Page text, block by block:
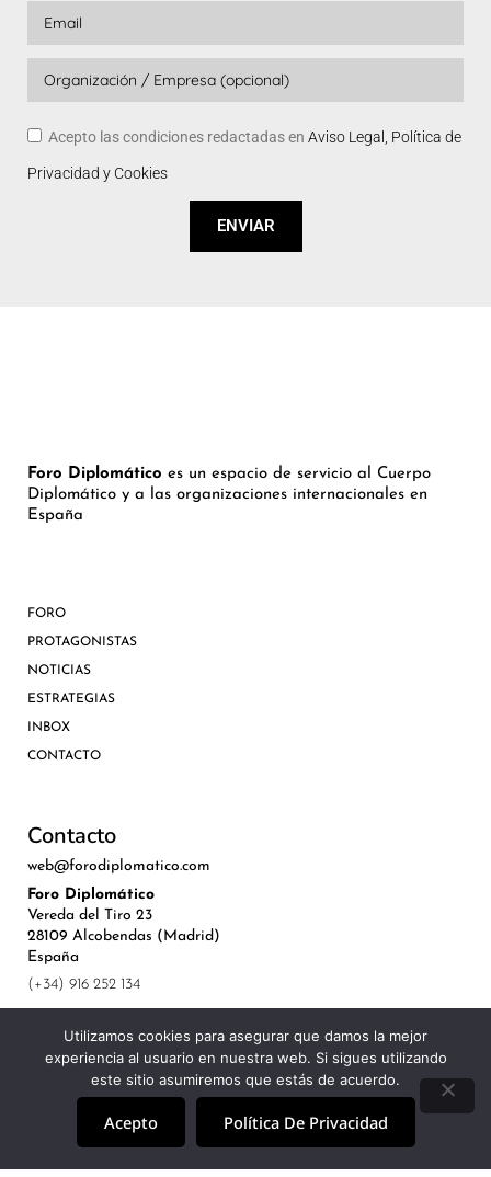
Acepto las condiciones redactadas en Aviso Legal, Política de
Privacidad y Cookies
ENVIAR
Foro Diplomático es un espacio de servicio al Cuerpo
Diplomático y a las organizaciones internacionales en
España
FORO
PROTAGONISTAS
NOTICIAS
ESTRATEGIAS
INBOX
CONTACTO
Contacto
web@forodiplomatico.com
Foro Diplomático
Vereda del Tiro 23
28109 Alcobendas (Madrid)
España
(+34) 916 252 134
Utilizamos cookies para asegurar que damos la mejor
experiencia al usuario en nuestra web. Si sigues utilizando
este sitio asumiremos que estás de acuerdo.
Acepto Política De Privacidad